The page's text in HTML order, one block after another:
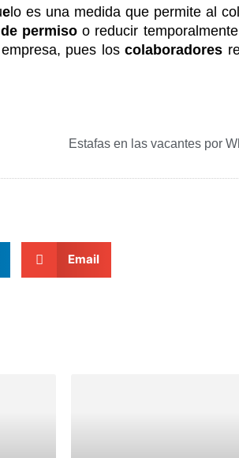
elo es una medida que permite al
permisoo reducir
pues los colaboradores
Estafas en las vacantes por
Email